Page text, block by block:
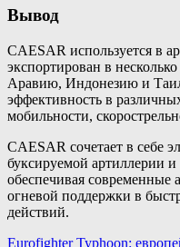
Вывод
CAESAR используется в
экспортирован в
Аравию, Индонезию и
эффективность в
мобильности,
CAESAR сочетает в себе
буксируемой артиллерии
обеспечивая
огневой поддержки в
действий.
Eurofighter Typhoon: